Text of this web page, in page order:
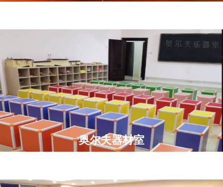
奥尔夫器材室